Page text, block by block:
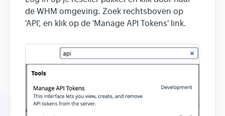
de WHM omgeving. Zoek rechtsboven op
'API', en klik op de 'Manage API Tokens' link.